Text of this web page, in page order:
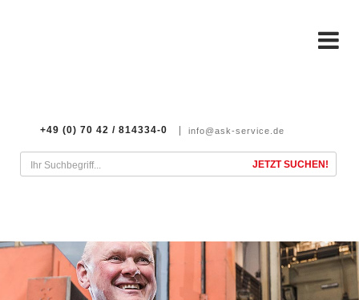
+49 (0) 70 42 / 814334-0 info@ask-service.de